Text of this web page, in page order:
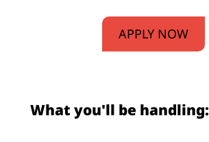
APPLY NOW
What you'll be handling: